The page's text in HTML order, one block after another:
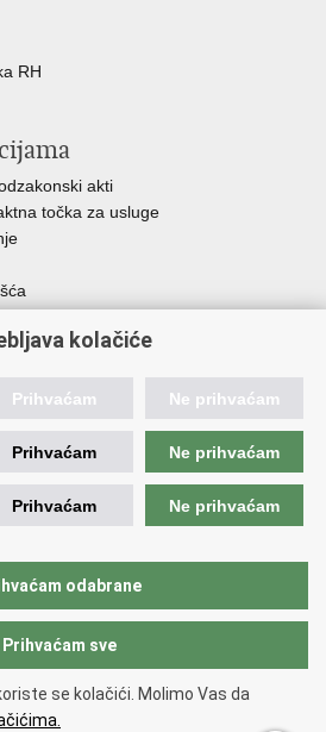
RH
akti
točka za usluge
znanosti, obrazovanja i mladih.
kolačiće
Prihvaćam Ne prihvaćam
Prihvaćam Ne prihvaćam
Prihvaćam Ne prihvaćam
odabrane
Prihvaćam sve
se kolačići. Molimo Vas da